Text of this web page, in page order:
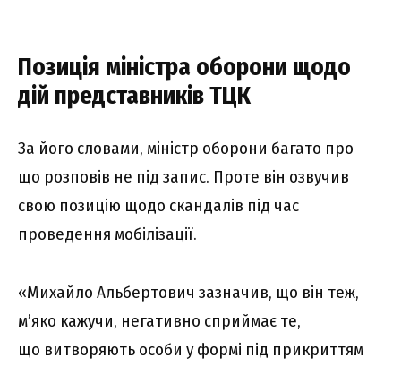
Позиція міністра оборони щодо
дій представників ТЦК
За його словами, міністр оборони багато про
що розповів не під запис. Проте він озвучив
свою позицію щодо скандалів під час
проведення мобілізації.
«Михайло Альбертович зазначив, що він теж,
м’яко кажучи, негативно сприймає те,
що витворяють особи у формі під прикриттям